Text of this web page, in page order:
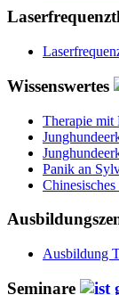
Wissenswertes
Therapie mit
Panik an
Ausbildung
Seminare